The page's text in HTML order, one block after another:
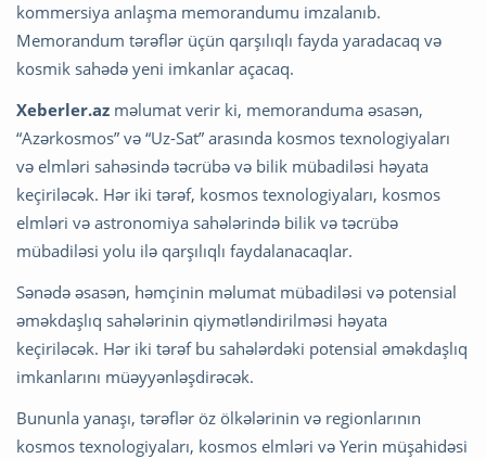
kommersiya anlaşma memorandumu imzalanıb.
Memorandum tərəflər üçün qarşılıqlı fayda yaradacaq və
kosmik sahədə yeni imkanlar açacaq.
Xeberler.az məlumat verir ki, memoranduma əsasən,
“Azərkosmos” və “Uz-Sat” arasında kosmos texnologiyaları
və elmləri sahəsində təcrübə və bilik mübadiləsi həyata
keçiriləcək. Hər iki tərəf, kosmos texnologiyaları, kosmos
elmləri və astronomiya sahələrində bilik və təcrübə
mübadiləsi yolu ilə qarşılıqlı faydalanacaqlar.
Sənədə əsasən, həmçinin məlumat mübadiləsi və potensial
əməkdaşlıq sahələrinin qiymətləndirilməsi həyata
keçiriləcək. Hər iki tərəf bu sahələrdəki potensial əməkdaşlıq
imkanlarını müəyyənləşdirəcək.
Bununla yanaşı, tərəflər öz ölkələrinin və regionlarının
kosmos texnologiyaları, kosmos elmləri və Yerin müşahidəsi